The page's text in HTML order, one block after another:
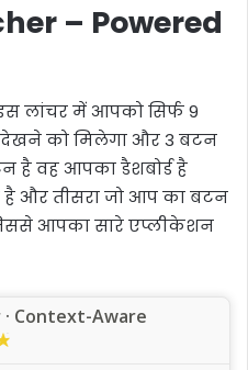
– Powered
लांचर में आपको सिर्फ 9
को मिलेगा और 3 बटन
है वह आपका डैशबोर्ड है
और तीसरा जो आप का बटन
आपका सारे एप्लीकेशन
· Context-Aware